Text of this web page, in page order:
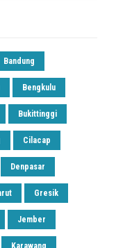
Bandung
Bengkulu
Bukittinggi
Cilacap
Denpasar
Gresik
Jember
Karawang